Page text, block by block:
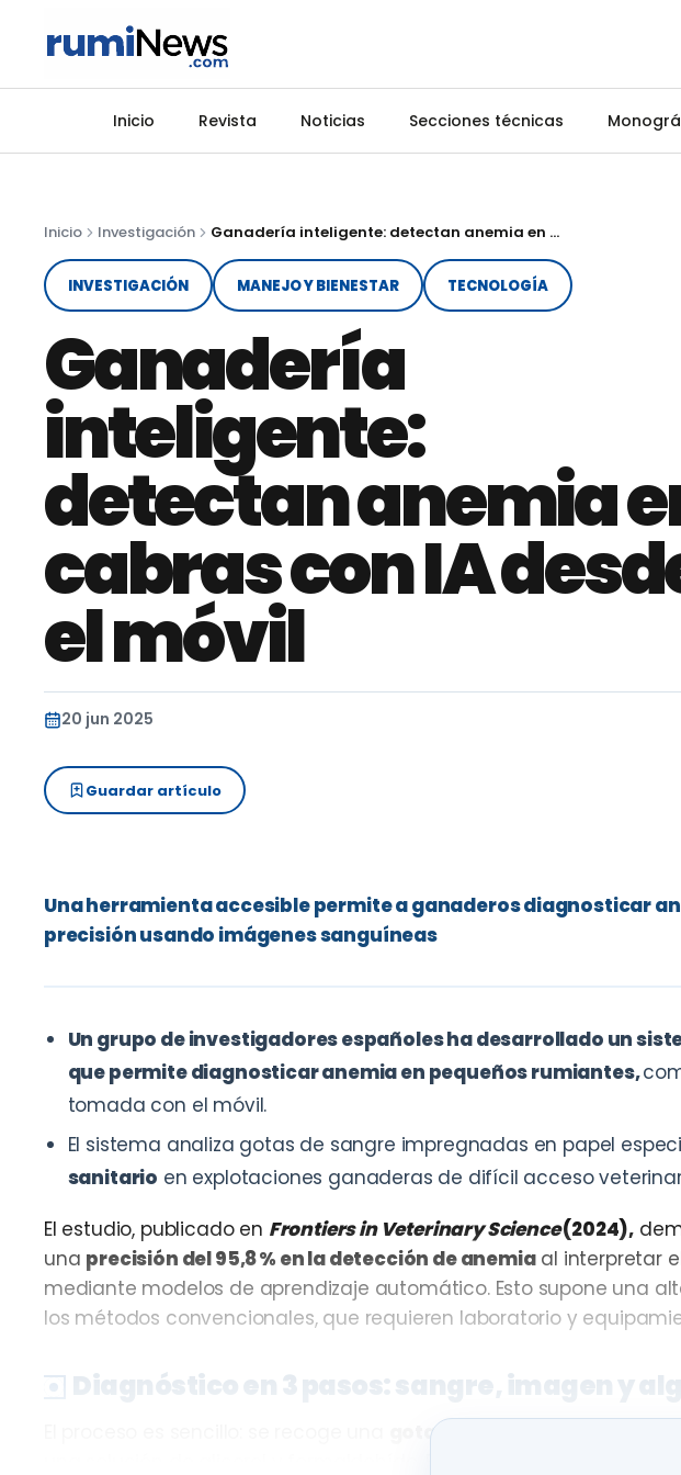
Inicio Revista Noticias Secciones técnicas
Inicio Investigación Ganadería inteligente: detectan anemia en cabras con IA desde el móvil
INVESTIGACIÓN MANEJO Y BIENESTAR TECNOLOGÍA
Ganadería
inteligente:
detectan anemia
cabras con IA
el móvil
20 jun 2025
Guardar artículo
Una herramienta accesible permite a ganaderos diagnosticar
precisión usando imágenes sanguíneas
Un grupo de investigadores españoles ha desarrollado un
que permite diagnosticar anemia en pequeños rumiantes,
tomada con el móvil.
El sistema analiza gotas de sangre impregnadas en papel
sanitario en explotaciones ganaderas de difícil acceso
El estudio, publicado en Frontiers in Veterinary Science(2024),
una precisión del 95,8 % en la detección de anemiaal interpretar
mediante modelos de aprendizaje automático. Esto supone una
los métodos convencionales, que requieren laboratorio y
Diagnóstico en 3 pasos: sangre, imagen y
gota de sangre de 30 µL
,
una solución de glicerol y formaldehído. Este material estabiliza la